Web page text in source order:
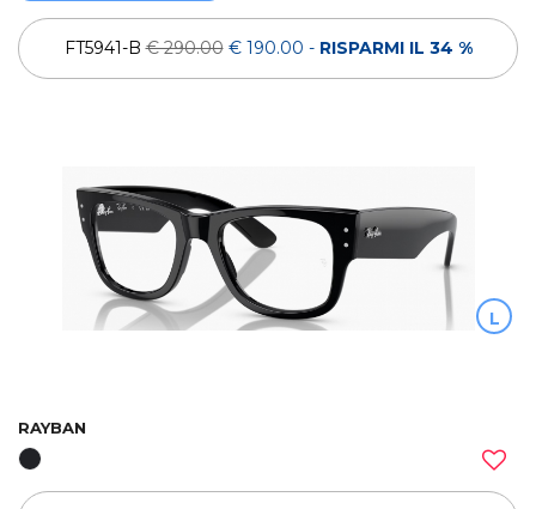
FT5941-B€ 290.00 € 190.00 - RISPARMI IL 34 %
L
RAYBAN